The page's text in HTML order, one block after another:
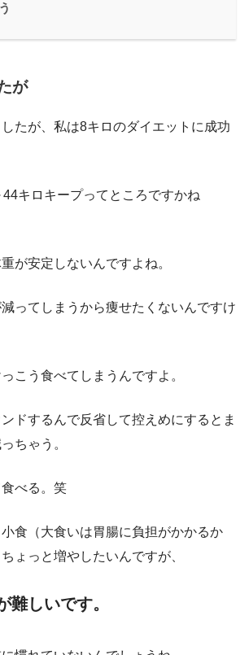
が
たが、私は8キロのダイエットに成功
キロキープってところですかね
が安定しないんですよね。
ってしまうから痩せたくないんですけ
こう食べてしまうんですよ。
ドするんで反省して控えめにするとま
ちゃう。
べる。笑
食（大食いは胃腸に負担がかかるか
ょっと増やしたいんですが、
難しいです。